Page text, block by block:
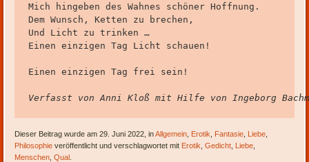
Mich hingeben des Wahnes schöner Hoffnung.
Dem Wunsch, Ketten zu brechen,
Und Licht zu trinken …
Einen einzigen Tag Licht schauen!
Einen einzigen Tag frei sein!
Verfasst von Anni Kloß mit Hilfe von Ingeborg
Dieser Beitrag wurde am 29. Juni 2022, inAllgemein Erotik Fantasie Liebe
Philosophie veröffentlicht und verschlagwortet mit Erotik ,Gedicht Liebe
Menschen ,Qual